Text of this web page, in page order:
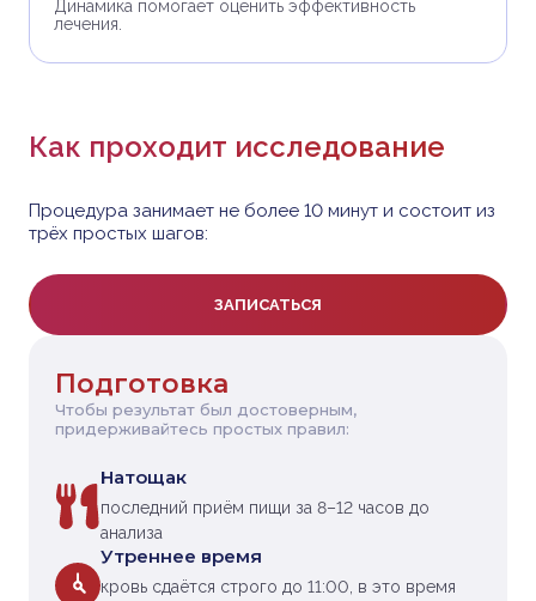
Динамика помогает оценить эффективность
лечения.
Как проходит исследование
Процедура занимает не более 10 минут и состоит из
трёх простых шагов:
ЗАПИСАТЬСЯ
Подготовка
Чтобы результат был достоверным,
придерживайтесь простых правил:
Натощак
последний приём пищи за 8–12 часов до
анализа
Утреннее время
кровь сдаётся строго до 11:00, в это время